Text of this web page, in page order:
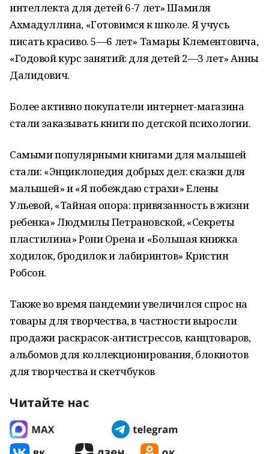
интеллекта для детей 6-7 лет» Шамиля
Ахмадуллина, «Готовимся к школе. Я учусь
писать красиво. 5—6 лет» Тамары Клементовича,
«Годовой курс занятий: для детей 2—3 лет» Анны
Далидович.
Более активно покупатели интернет-магазина
стали заказывать книги по детской психологии.
Самыми популярными книгами для малышей
стали: «Энциклопедия добрых дел: сказки для
малышей» и «Я побеждаю страхи» Елены
Ульевой, «Тайная опора: привязанность в жизни
ребенка» Людмилы Петрановской, «Секреты
пластилина» Рони Орена и «Большая книжка
ходилок, бродилок и лабиринтов» Кристин
Робсон.
Также во время пандемии увеличился спрос на
товары для творчества, в частности выросли
продажи раскрасок-антистрессов, канцтоваров,
альбомов для коллекционирования, блокнотов
для творчества и скетчбуков
Читайте нас